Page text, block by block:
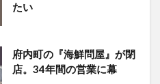
たい
府内町の『海鮮問屋』が閉
店。34年間の営業に幕